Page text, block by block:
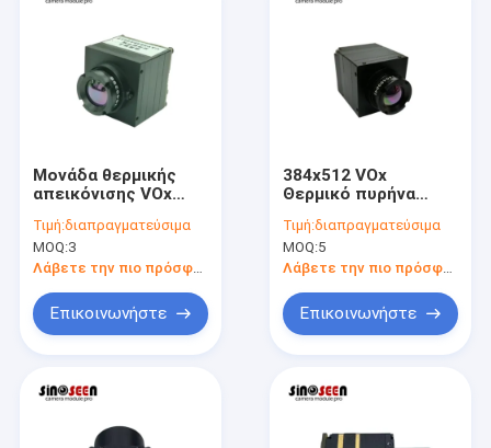
Μονάδα θερμικής
απεικόνισης VOx
ενσωματωμένα
συστήματα
Τιμή:διαπραγματεύσιμα
MOQ:3
Λάβετε την πιο πρόσφατη τιμή
Επικοινωνήστε
384x512 VOx
Θερμικό πυρήνα
Raspberry Pi
Τιμή:διαπραγματεύσιμα
MOQ:5
Λάβετε την πιο πρόσφατη τιμή
Επικοινωνήστε